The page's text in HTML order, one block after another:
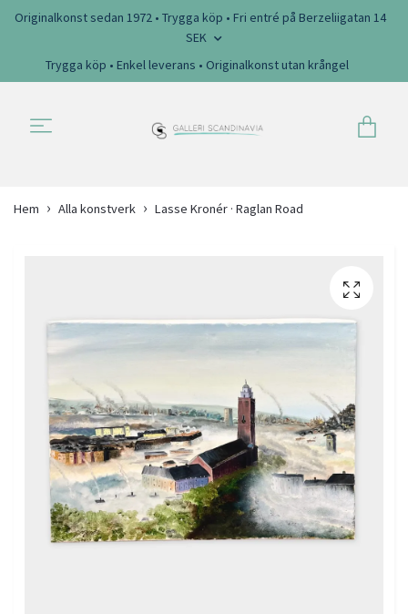
Originalkonst sedan 1972 • Trygga köp • Fri entré på Berzeliigatan 14
SEK
Trygga köp • Enkel leverans • Originalkonst utan krångel
Hem Alla konstverk Lasse Kronér · Raglan Road